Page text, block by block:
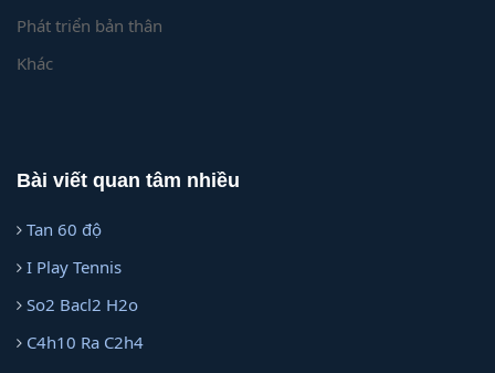
Phát triển bản thân
Khác
Bài viết quan tâm nhiều
Tan 60 độ
I Play Tennis
So2 Bacl2 H2o
C4h10 Ra C2h4